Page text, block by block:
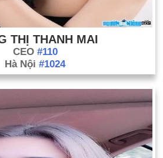
THỊ THANH MAI
CEO #110
Hà Nội #1024